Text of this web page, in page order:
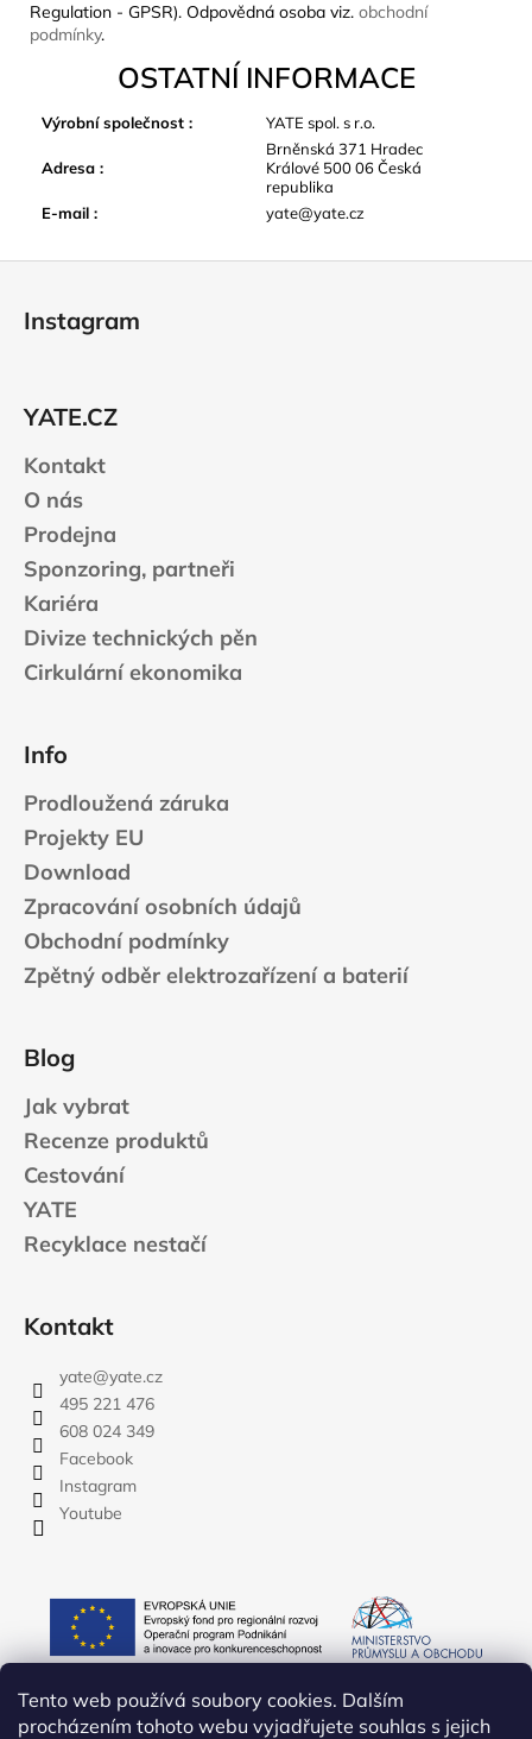
Tento web používá soubory cookies. Dalším
procházením tohoto webu vyjadřujete souhlas s jejich
Regulation - GPSR). Odpovědná osoba viz. obchodní
podmínky.
OSTATNÍ INFORMACE
Výrobní společnost : YATE spol. s r.o.
Adresa :
Brněnská 371 Hradec
Králové 500 06 Česká
republika
E-mail : yate@yate.cz
Instagram
YATE.CZ
Kontakt
O nás
Prodejna
Sponzoring, partneři
Kariéra
Divize technických pěn
Cirkulární ekonomika
Info
Prodloužená záruka
Projekty EU
Download
Zpracování osobních údajů
Obchodní podmínky
Zpětný odběr elektrozařízení a baterií
Blog
Jak vybrat
Recenze produktů
Cestování
YATE
Recyklace nestačí
Kontakt
yate@yate.cz
495 221 476
608 024 349
Facebook
Instagram
Youtube